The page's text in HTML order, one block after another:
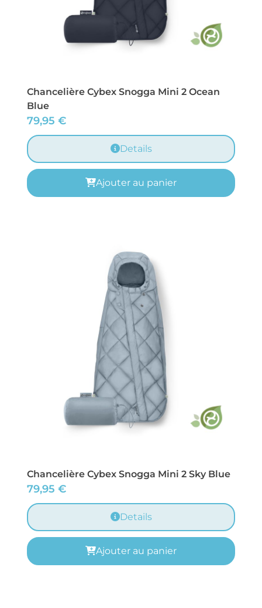
Chancelière Cybex Snogga Mini 2 Ocean
Blue
79,95 €
Details
Ajouter au panier
Chancelière Cybex Snogga Mini 2 Sky Blue
79,95 €
Details
Ajouter au panier